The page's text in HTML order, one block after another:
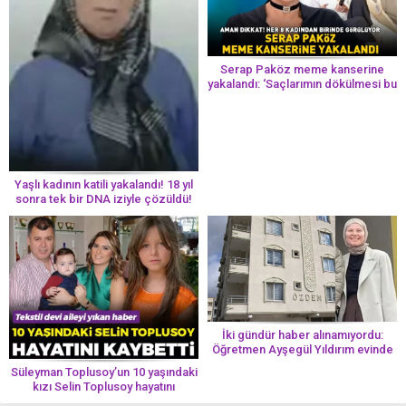
Yaşlı kadının katili yakalandı! 18 yıl
sonra tek bir DNA iziyle çözüldü!
Serap Paköz meme kanserine
yakalandı: ‘Saçlarımın dökülmesi bu
Süleyman Toplusoy’un 10 yaşındaki
kızı Selin Toplusoy hayatını
kaybetti! ‘Ah dünya güzeli melek’
İki gündür haber alınamıyordu:
Öğretmen Ayşegül Yıldırım evinde